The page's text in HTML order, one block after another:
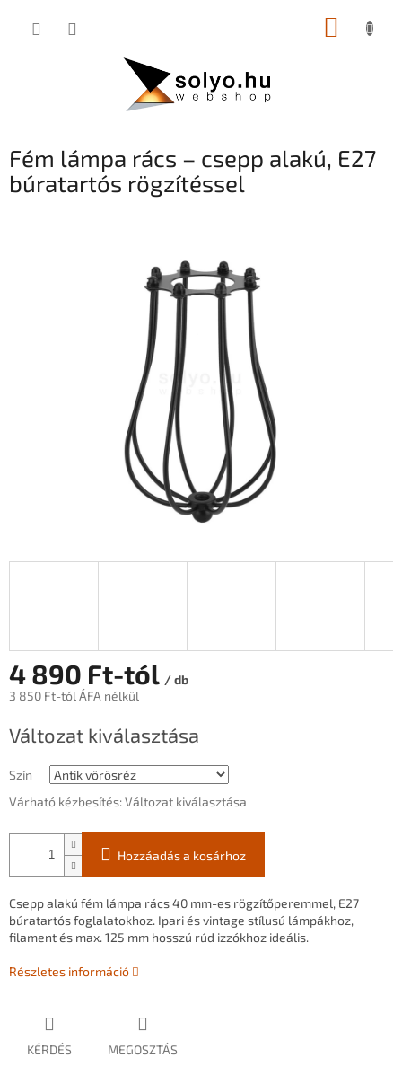
KOSÁR
Fém lámpa rács – csepp alakú, E27
búratartós rögzítéssel
4 890 Ft-tól / db
3 850 Ft-tól ÁFA nélkül
Változat kiválasztása
Szín
Várható kézbesítés:Változat kiválasztása
Hozzáadás a kosárhoz
Csepp alakú fém lámpa rács 40 mm-es rögzítőperemmel, E27
búratartós foglalatokhoz. Ipari és vintage stílusú lámpákhoz,
filament és max. 125 mm hosszú rúd izzókhoz ideális.
Részletes információ
KÉRDÉS MEGOSZTÁS